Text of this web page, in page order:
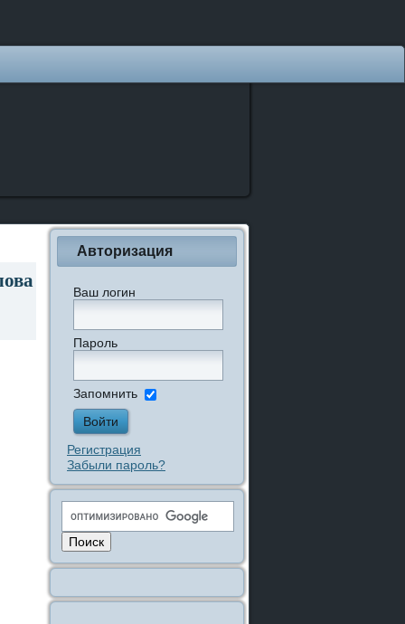
Авторизация
Ваш логин
Пароль
Запомнить
Регистрация
Забыли пароль?